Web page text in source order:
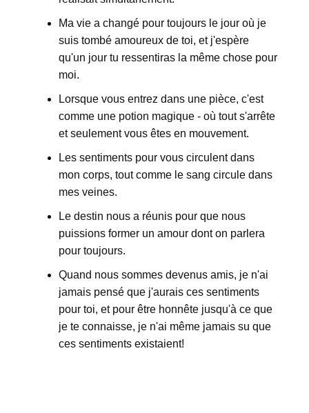
Ma vie a changé pour toujours le jour où je
suis tombé amoureux de toi, et j'espère
qu'un jour tu ressentiras la même chose pour
moi.
Lorsque vous entrez dans une pièce, c'est
comme une potion magique - où tout s'arrête
et seulement vous êtes en mouvement.
Les sentiments pour vous circulent dans
mon corps, tout comme le sang circule dans
mes veines.
Le destin nous a réunis pour que nous
puissions former un amour dont on parlera
pour toujours.
Quand nous sommes devenus amis, je n'ai
jamais pensé que j'aurais ces sentiments
pour toi, et pour être honnête jusqu'à ce que
je te connaisse, je n'ai même jamais su que
ces sentiments existaient!